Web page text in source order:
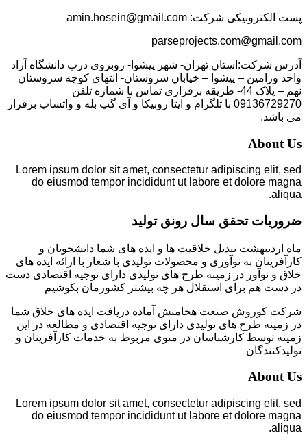
پست الکترونیکی شرکت: amin.hosein@gmail.com
parseprojects.com@gmail.com
آدرس شرکت:استان تهران- شهر پیشوا- روبروی درب دانشگاه آزاد
واحد ورامین – پیشوا – خیابان سروستان- انتهای کوچه سروستان
نهم – پلاک 44- طریقه برقراری تماس با شماره تلفن
09136729270 با تلگرام و ایتا روبیکا و آی گپ بله و واتساپ برقرار
می باشد.
About Us
Lorem ipsum dolor sit amet, consectetur adipiscing elit, sed
do eiusmod tempor incididunt ut labore et dolore magna
aliqua.
ضروریات تحقق سال رونق تولید
ماه اردیبهشت تبدیل خلاقیت ها و ایده های شما دانشجویان و
کارآفرینان به نوآوری و محصولات تولیدی با شعار با ارائه ایده های
خلاق و نوآور در زمینه طرح های تولیدی دارای توجیه اقتصادی دست
در دست هم برای استقلال هر چه بیشتر کشورمان بکوشیم
شرکت کوروش صنعت هخامنش آماده دریافت ایده های خلاق شما
در زمینه طرح های تولیدی دارای توجیه اقتصادی و مطالعه در این
زمینه توسط کارشناسان در منوی مربوط به خدمات کارآفرینان و
تولیدکنندگان
About Us
Lorem ipsum dolor sit amet, consectetur adipiscing elit, sed
do eiusmod tempor incididunt ut labore et dolore magna
aliqua.